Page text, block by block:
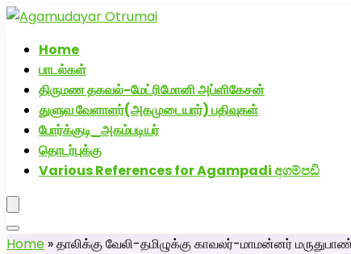
Home
பாடல்கள்
திருமண தகவல்-மேட்ரிமோனி அப்ளிகேசன்
துளுவ வேளாளர்(அகமுடையார்) பதிவுகள்
போர்க்குடி_அகம்படியர்
தொடர்புக்கு
Various References for Agampadi අගම්පඩි
Home »தாலிக்கு வேலி-தமிழுக்கு காவலர்-மாமன்னர்
அகமுடையார் திருமண வரன்களுக்கு